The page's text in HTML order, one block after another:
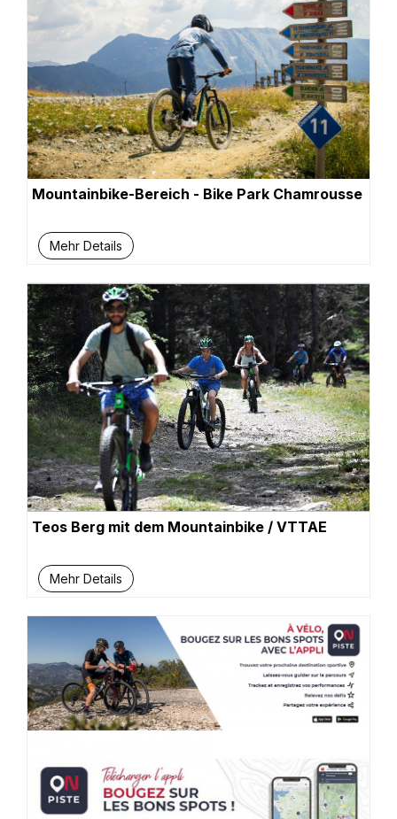
Mountainbike-Bereich - Bike Park Chamrousse
Mehr Details
Teos Berg mit dem Mountainbike / VTTAE
Mehr Details